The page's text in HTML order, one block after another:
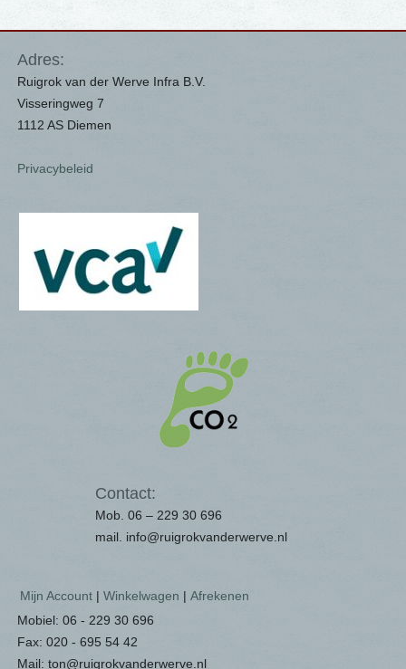
Adres:
Ruigrok van der Werve Infra B.V.
Visseringweg 7
1112 AS Diemen
Privacybeleid
Contact:
Mob. 06 – 229 30 696
mail. info@ruigrokvanderwerve.nl
Mijn Account| Winkelwagen | Afrekenen
Mobiel: 06 - 229 30 696
Fax: 020 - 695 54 42
Mail: ton@ruigrokvanderwerve.nl